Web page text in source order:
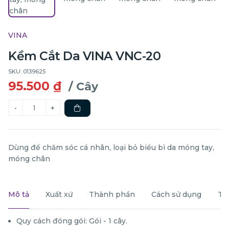
VINA
Kềm Cắt Da VINA VNC-20
SKU: 0139625
95.500 ₫ / Cây
Dùng để chăm sóc cá nhân, loại bỏ biểu bì da móng tay,
móng chân
Mô tả Xuất xứ Thành phần Cách sử dụng
Quy cách đóng gói: Gói - 1 cây.